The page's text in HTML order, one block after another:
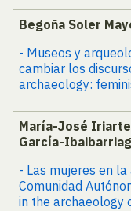
Begoña Soler
- Museos y
cambiar los
archaeology:
María-José
García-
- Las mujeres en
Comunidad
in the archaeology